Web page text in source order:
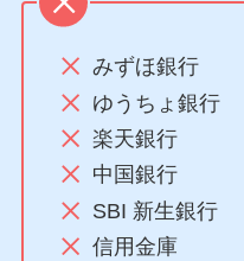
みずほ銀行
ゆうちょ銀行
楽天銀行
中国銀行
SBI 新生銀行
信用金庫